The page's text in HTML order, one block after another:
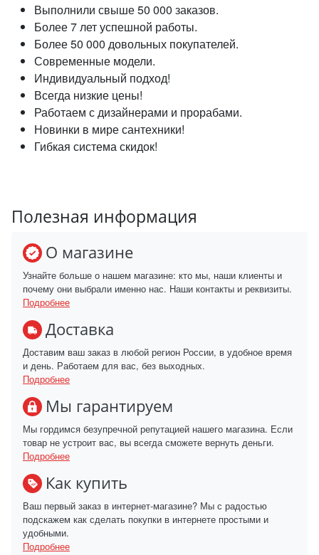
Выполнили свыше 50 000 заказов.
Более 7 лет успешной работы.
Более 50 000 довольных покупателей.
Современные модели.
Индивидуальный подход!
Всегда низкие цены!
Работаем с дизайнерами и прорабами.
Новинки в мире сантехники!
Гибкая система скидок!
Полезная информация
О магазине
Узнайте больше о нашем магазине: кто мы, наши клиенты и
почему они выбрали именно нас. Наши контакты и реквизиты.
Подробнее
Доставка
Доставим ваш заказ в любой регион России, в удобное время
и день. Работаем для вас, без выходных.
Подробнее
Мы гарантируем
Мы гордимся безупречной репутацией нашего магазина. Если
товар не устроит вас, вы всегда сможете вернуть деньги.
Подробнее
Как купить
Ваш первый заказ в интернет-магазине? Мы с радостью
подскажем как сделать покупки в интернете простыми и
удобными.
Подробнее